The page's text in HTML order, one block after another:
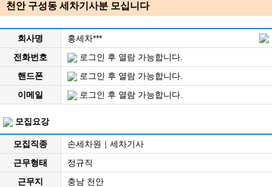
천안 구성동 세차기사분 모십니다
회사명
홍세차***
전화번호
로그인 후 열람 가능합니다.
핸드폰
로그인 후 열람 가능합니다.
이메일
로그인 후 열람 가능합니다.
모집요강
모집직종
손세차원｜세차기사
근무형태
정규직
근무지
충남 천안